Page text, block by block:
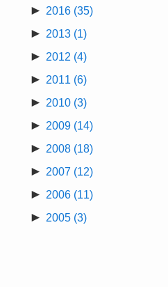
► 2016 (35)
► 2013 (1)
► 2012 (4)
► 2011 (6)
► 2010 (3)
► 2009 (14)
► 2008 (18)
► 2007 (12)
► 2006 (11)
► 2005 (3)